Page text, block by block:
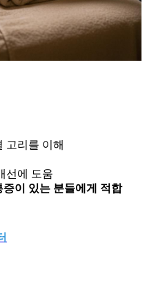
고리를 이해
선에 도움
이 있는 분들에게 적합